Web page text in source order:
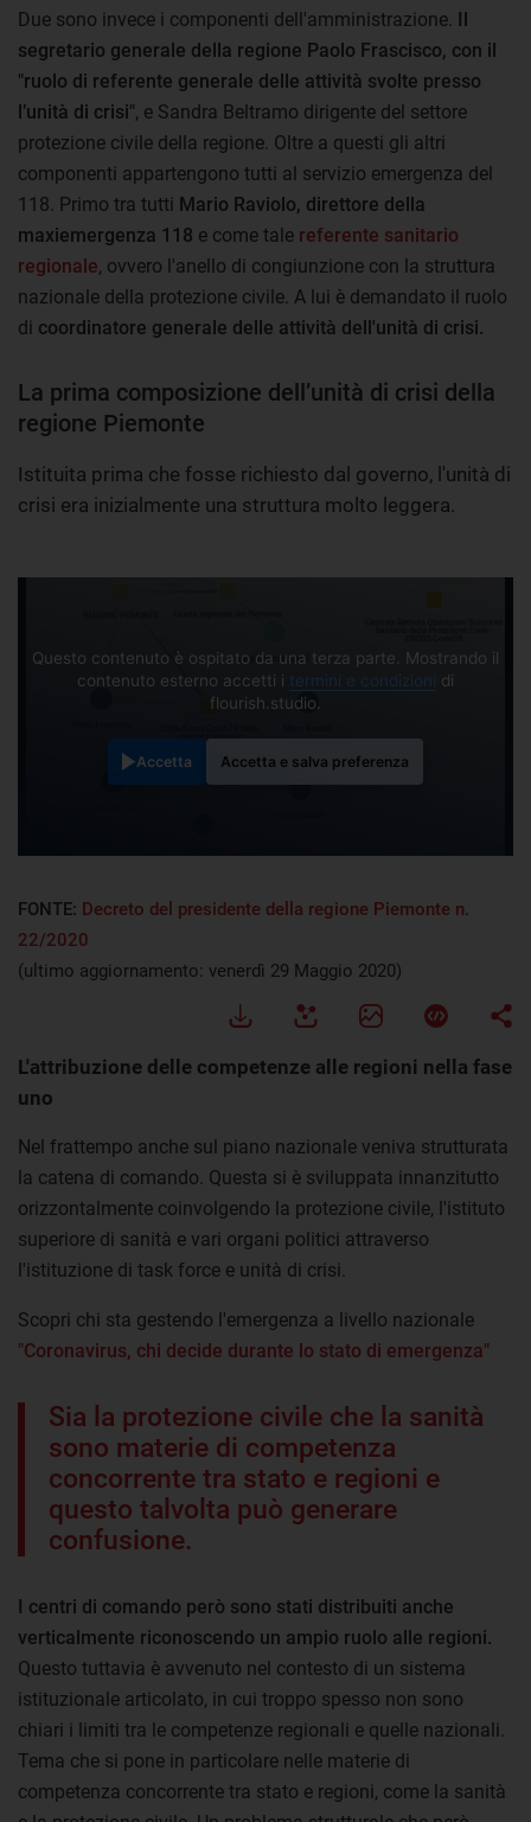
Due sono invece i componenti dell'amministrazione. Il
segretario generale della regione Paolo Frascisco, con il
"ruolo di referente generale delle attività svolte presso
l’unità di crisi", e Sandra Beltramo dirigente del settore
protezione civile della regione. Oltre a questi gli altri
componenti appartengono tutti al servizio emergenza del
118. Primo tra tutti Mario Raviolo, direttore della
maxiemergenza 118 e come tale referente sanitario
regionale, ovvero l'anello di congiunzione con la struttura
nazionale della protezione civile. A lui è demandato il ruolo
di coordinatore generale delle attività dell'unità di crisi.
La prima composizione dell’unità di crisi della
regione Piemonte
Istituita prima che fosse richiesto dal governo, l'unità di
crisi era inizialmente una struttura molto leggera.
Questo contenuto è ospitato da una terza parte. Mostrando il
contenuto esterno accetti i termini e condizioni di
flourish.studio.
Accetta Accetta e salva preferenza
FONTE: Decreto del presidente della regione Piemonte n.
22/2020
(ultimo aggiornamento: venerdì 29 Maggio 2020)
L'attribuzione delle competenze alle regioni nella fase
uno
Nel frattempo anche sul piano nazionale veniva strutturata
la catena di comando. Questa si è sviluppata innanzitutto
orizzontalmente coinvolgendo la protezione civile, l'istituto
superiore di sanità e vari organi politici attraverso
l'istituzione di task force e unità di crisi.
Scopri chi sta gestendo l'emergenza a livello nazionale
"Coronavirus, chi decide durante lo stato di emergenza"
Sia la protezione civile che la sanità
sono materie di competenza
concorrente tra stato e regioni e
questo talvolta può generare
confusione.
I centri di comando però sono stati distribuiti anche
verticalmente riconoscendo un ampio ruolo alle regioni.
Questo tuttavia è avvenuto nel contesto di un sistema
istituzionale articolato, in cui troppo spesso non sono
chiari i limiti tra le competenze regionali e quelle nazionali.
Tema che si pone in particolare nelle materie di
competenza concorrente tra stato e regioni, come la sanità